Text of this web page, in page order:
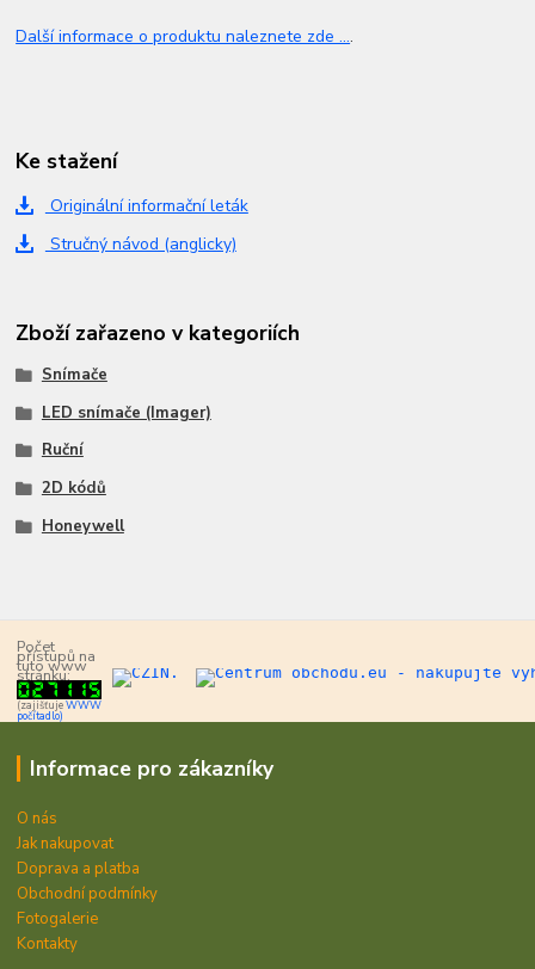
Další informace o produktu naleznete zde ....
Ke stažení
Originální informační leták
Stručný návod (anglicky)
Zboží zařazeno v kategoriích
Snímače
LED snímače (Imager)
Ruční
2D kódů
Honeywell
Počet
přístupů na
tuto www
stránku:
(zajišťujeWWW
počítadlo)
Informace pro zákazníky
O nás
Jak nakupovat
Doprava a platba
Obchodní podmínky
Fotogalerie
Kontakty